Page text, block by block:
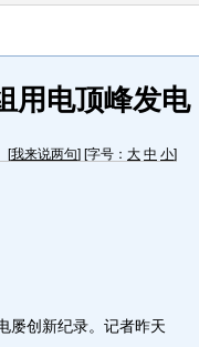
用电顶峰发电
[我来说两句] [字号： 大 中 小]
创新纪录。记者昨天